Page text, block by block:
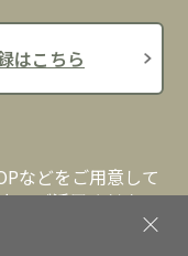
はこちら
などをご用意して
、ご活用くださ